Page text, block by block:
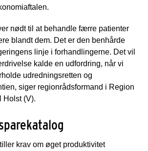
nødt til at behandle færre patienter
blandt dem. Det er den benhårde
linje i forhandlingerne. Det vil
kalde en udfordring, når vi
udredningsretten og
siger regionrådsformand i Region
Holst (V).
krav om øget produktivitet